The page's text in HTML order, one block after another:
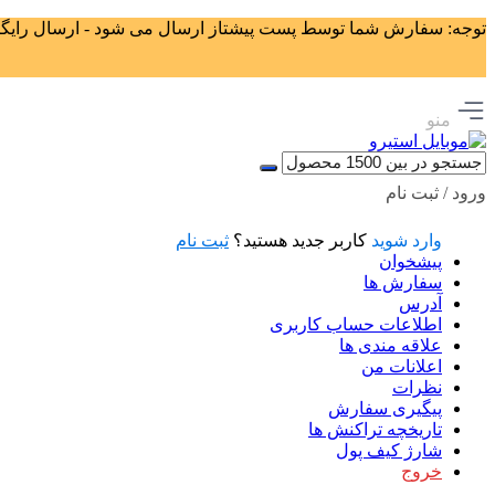
توجه: سفارش شما توسط پست پیشتاز ارسال می شود - ارسال رایگان برای
منو
ورود / ثبت نام
وارد شوید کاربر جدید هستید؟ ثبت نام
پیشخوان
سفارش ها
آدرس
اطلاعات حساب كاربری
علاقه مندی ها
اعلانات من
نظرات
پیگیری سفارش
تاریخچه تراکنش ها
شارژ کیف پول
خروج